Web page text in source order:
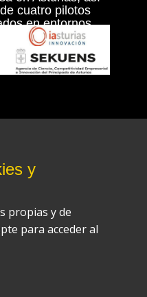
cuatro pilotos
en entornos
S.L. Todos los
y
propias y de
para acceder al